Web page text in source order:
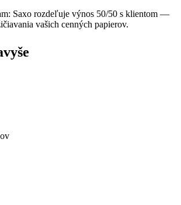
Saxo rozdeľuje výnos 50/50 s klientom —
vašich cenných papierov.